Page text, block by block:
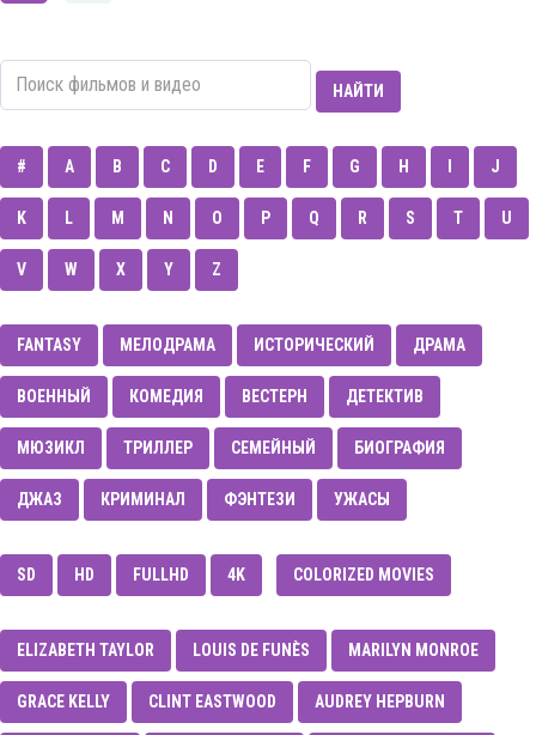
НАЙТИ
# A B C D E F G H J
K L M N O P Q R S T U
V W X Y Z
FANTASY МЕЛОДРАМА ИСТОРИЧЕСКИЙ ДРАМА
ВОЕННЫЙ КОМЕДИЯ ВЕСТЕРН ДЕТЕКТИВ
МЮЗИКЛ ТРИЛЛЕР CЕМЕЙНЫЙ БИОГРАФИЯ
ДЖАЗ КРИМИНАЛ ФЭНТЕЗИ УЖАСЫ
SD HD FULLHD 4K COLORIZED MOVIES
ELIZABETH TAYLOR LOUIS DE FUNÈS MARILYN MONROE
GRACE KELLY CLINT EASTWOOD AUDREY HEPBURN